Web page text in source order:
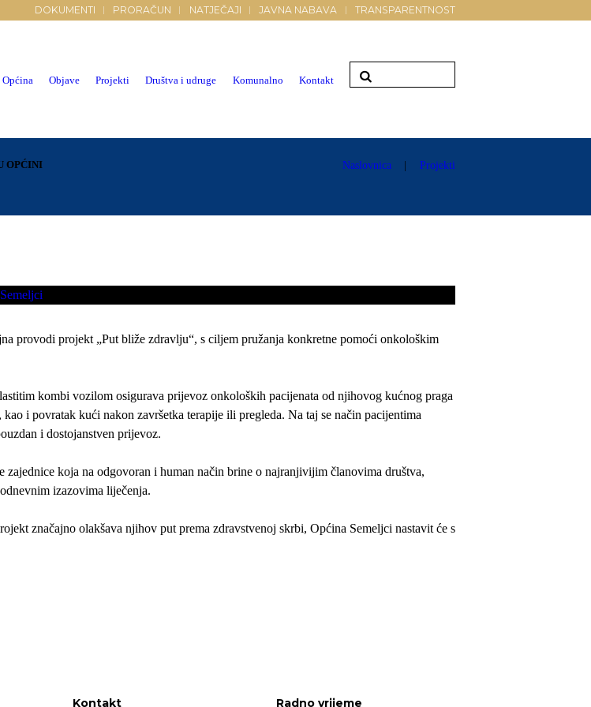
DOKUMENTI PRORAČUN NATJEČAJI JAVNA NABAVA TRANSPARENTNOST
Općina Objave Projekti Društva i udruge Komunalno Kontakt
OPĆINI
Naslovnica Projekti
provodi projekt „Put bliže zdravlju“, s ciljem pružanja konkretne pomoći onkološkim
kombi vozilom osigurava prijevoz onkoloških pacijenata od njihovog kućnog praga
i povratak kući nakon završetka terapije ili pregleda. Na taj se način pacijentima
i dostojanstven prijevoz.
koja na odgovoran i human način brine o najranjivijim članovima društva,
izazovima liječenja.
značajno olakšava njihov put prema zdravstvenoj skrbi, Općina Semeljci nastavit će s
Kontakt Radno vrijeme